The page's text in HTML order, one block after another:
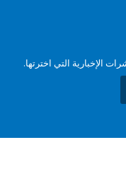
الإخبارية التي اخترتها.